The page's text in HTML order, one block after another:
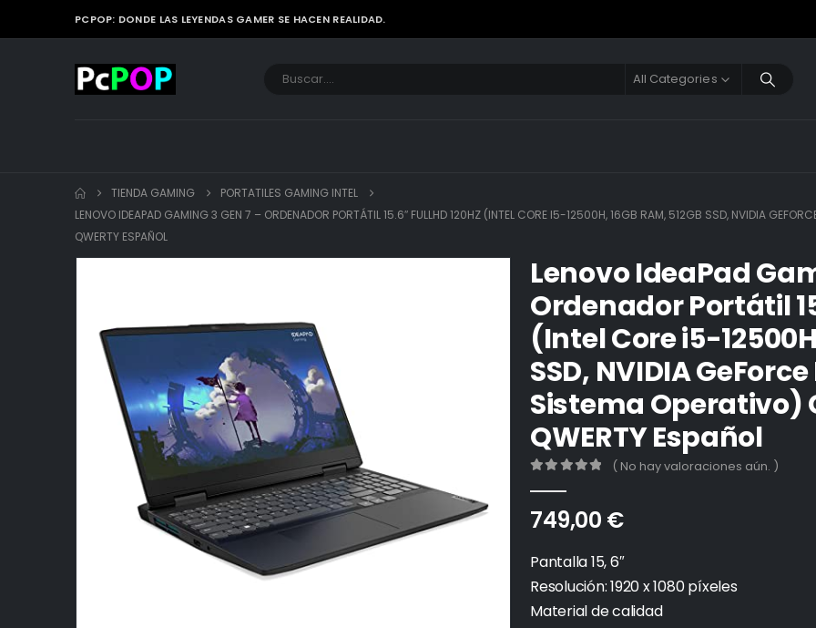
PCPOP: DONDE LAS LEYENDAS GAMER SE HACEN REALIDAD.
All Categories
TIENDA GAMING
PORTATILES GAMING INTEL
LENOVO IDEAPAD GAMING 3 GEN 7 – ORDENADOR PORTÁTIL 15.6″ FULLHD 120HZ (INTEL CORE I5-12500H, 16GB RAM, 512GB SSD, NVIDIA
QWERTY ESPAÑOL
Lenovo IdeaPad
Ordenador Portátil
(Intel Core i5-
SSD, NVIDIA
Sistema Operativo)
QWERTY Español
( No hay valoraciones aún. )
749,00 €
Pantalla 15, 6″
Resolución: 1920 x 1080 píxeles
Material de calidad